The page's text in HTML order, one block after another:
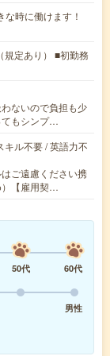
な時に働けます！
定あり） ■初勤務
ないので負担も少
てもシンプ…
キル不要 / 英語力不
ご遠慮ください携
）【雇用契…
50代
60代
男性